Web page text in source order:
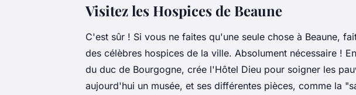
Visitez les Hospices de Beaune
C'est sûr ! Si vous ne faites qu'une seule chose à Beaune,
des célèbres hospices de la ville. Absolument nécessaire !
du duc de Bourgogne, crée l'Hôtel Dieu pour soigner les
aujourd'hui un musée, et ses différentes pièces, comme la